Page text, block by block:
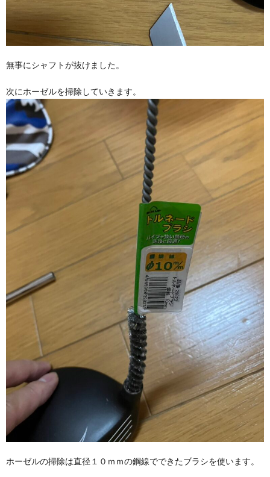
無事にシャフトが抜けました。
次にホーゼルを掃除していきます。
ホーゼルの掃除は直径１０ｍｍの鋼線でできたブラシを使います。